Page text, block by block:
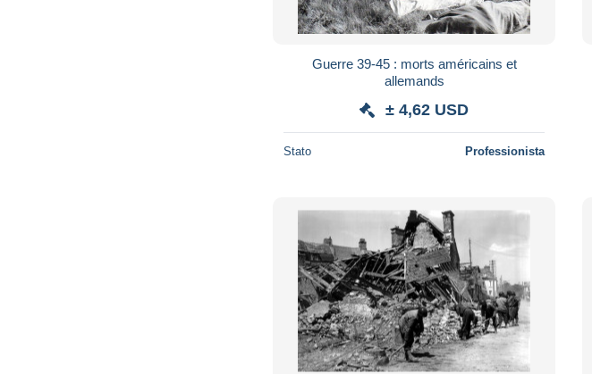
Guerre 39-45 : morts américains et
allemands
± 4,62 USD
Stato Professionista